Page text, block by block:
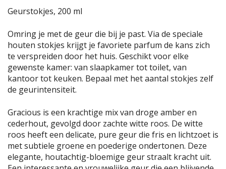
Geurstokjes, 200 ml
Omring je met de geur die bij je past. Via de speciale
houten stokjes krijgt je favoriete parfum de kans zich
te verspreiden door het huis. Geschikt voor elke
gewenste kamer: van slaapkamer tot toilet, van
kantoor tot keuken. Bepaal met het aantal stokjes zelf
de geurintensiteit.
Gracious is een krachtige mix van droge amber en
cederhout, gevolgd door zachte witte roos. De witte
roos heeft een delicate, pure geur die fris en lichtzoet is
met subtiele groene en poederige ondertonen. Deze
elegante, houtachtig-bloemige geur straalt kracht uit.